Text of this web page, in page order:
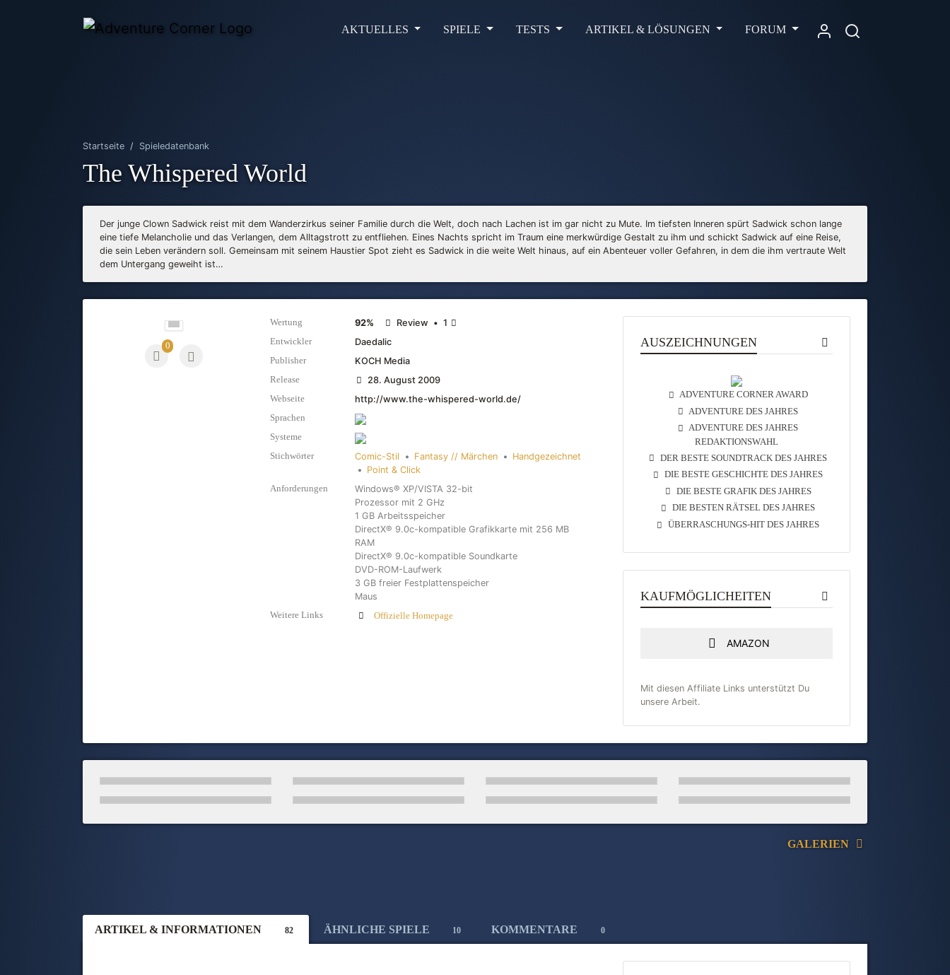
AKTUELLES SPIELE TESTS ARTIKEL & LÖSUNGEN FORUM
Startseite Spieledatenbank
The Whispered World
Der junge Clown Sadwick reist mit dem Wanderzirkus seiner Familie durch die Welt, doch nach Lachen ist im gar nicht zu Mute. Im tiefsten Inneren spürt Sadwick schon lange
eine tiefe Melancholie und das Verlangen, dem Alltagstrott zu entfliehen. Eines Nachts spricht im Traum eine merkwürdige Gestalt zu ihm und schickt Sadwick auf eine Reise,
die sein Leben verändern soll. Gemeinsam mit seinem Haustier Spot zieht es Sadwick in die weite Welt hinaus, auf ein Abenteuer voller Gefahren, in dem die ihm vertraute Welt
dem Untergang geweiht ist…
0
Wertung 92% Review • 1
Entwickler Daedalic
Publisher KOCH Media
Release 28. August 2009
Webseite http://www.the-whispered-world.de/
Sprachen
Systeme
Stichwörter
Comic-Stil • Fantasy // Märchen • Handgezeichnet
• Point & Click
Anforderungen
Windows® XP/VISTA 32-bit
Prozessor mit 2 GHz
1 GB Arbeitsspeicher
DirectX® 9.0c-kompatible Grafikkarte mit 256 MB
RAM
DirectX® 9.0c-kompatible Soundkarte
DVD-ROM-Laufwerk
3 GB freier Festplattenspeicher
Maus
Weitere Links Offizielle Homepage
AUSZEICHNUNGEN
ADVENTURE CORNER AWARD
ADVENTURE DES JAHRES
ADVENTURE DES JAHRES
REDAKTIONSWAHL
DER BESTE SOUNDTRACK DES JAHRES
DIE BESTE GESCHICHTE DES JAHRES
DIE BESTE GRAFIK DES JAHRES
DIE BESTEN RÄTSEL DES JAHRES
ÜBERRASCHUNGS-HIT DES JAHRES
KAUFMÖGLICHEITEN
AMAZON
Mit diesen Affiliate Links unterstützt Du
unsere Arbeit.
GALERIEN
ARTIKEL & INFORMATIONEN 82 ÄHNLICHE SPIELE 10 KOMMENTARE 0